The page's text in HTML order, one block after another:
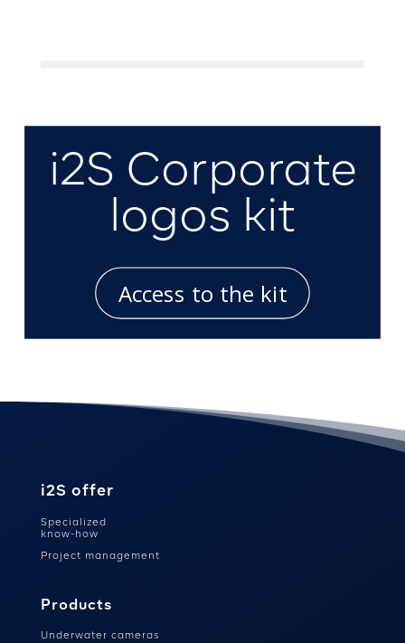
i2S Corporate
logos kit
Access to the kit
i2S offer
Specialized
know-how
Project management
Products
Underwater cameras